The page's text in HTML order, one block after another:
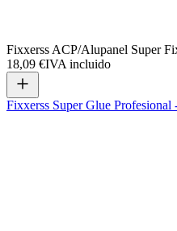
Fixxerss ACP/Alupanel Super
18,09 €IVA incluido
Fixxerss Super Glue